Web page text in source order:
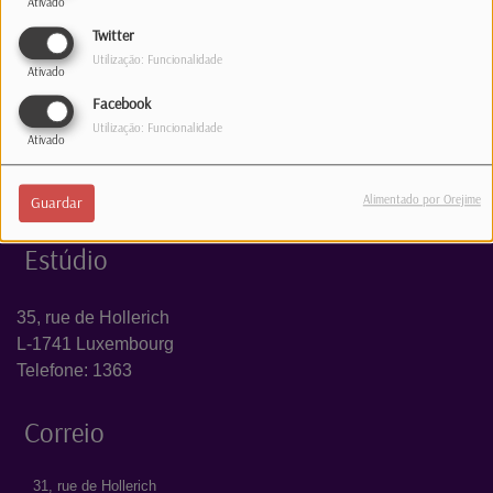
Twitter
Ativado
Utilização: Funcionalidade
Facebook
Ativado
Utilização: Funcionalidade
Guardar Alimentado por Orejime
INICIAR SESSÃO
Estúdio
35, rue de Hollerich
L-1741 Luxembourg
Telefone: 1363
Correio
31, rue de Hollerich